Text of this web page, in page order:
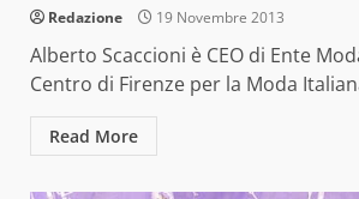
Redazione 19 Novembre 2013
Alberto Scaccioni è CEO di Ente
Centro di Firenze per la Moda
Read More